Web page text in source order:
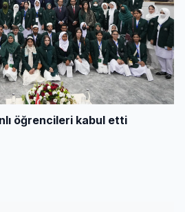
öğrencileri kabul etti